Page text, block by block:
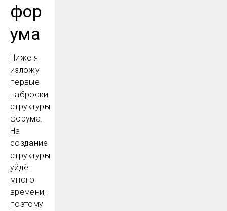
фор
ума
Ниже я
изложу
первые
наброски
структуры
форума.
На
создание
структуры
уйдёт
много
времени,
поэтому